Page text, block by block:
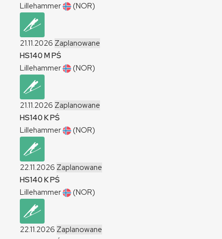
Lillehammer
(NOR)
21.11.2026 Zaplanowane
HS140MPŚ
Lillehammer
(NOR)
21.11.2026 Zaplanowane
HS140KPŚ
Lillehammer
(NOR)
22.11.2026 Zaplanowane
HS140KPŚ
Lillehammer
(NOR)
22.11.2026 Zaplanowane